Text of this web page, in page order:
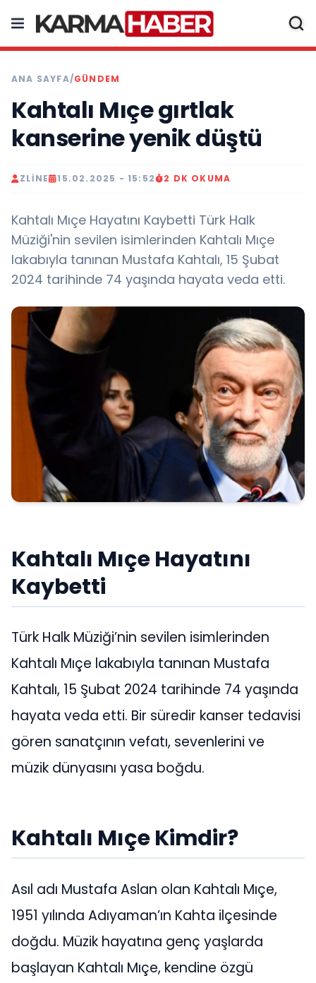
ANA SAYFA/GÜNDEM
Kahtalı Mıçe gırtlak
kanserine yenik düştü
ZLINE 15.02.2025 - 15:52 2 DK OKUMA
Kahtalı Mıçe Hayatını Kaybetti Türk Halk
Müziği'nin sevilen isimlerinden Kahtalı Mıçe
lakabıyla tanınan Mustafa Kahtalı, 15 Şubat
2024 tarihinde 74 yaşında hayata veda etti.
Kahtalı Mıçe Hayatını
Kaybetti
Türk Halk Müziği’nin sevilen isimlerinden
Kahtalı Mıçe lakabıyla tanınan Mustafa
Kahtalı, 15 Şubat 2024 tarihinde 74 yaşında
hayata veda etti. Bir süredir kanser tedavisi
gören sanatçının vefatı, sevenlerini ve
müzik dünyasını yasa boğdu.
Kahtalı Mıçe Kimdir?
Asıl adı Mustafa Aslan olan Kahtalı Mıçe,
1951 yılında Adıyaman’ın Kahta ilçesinde
doğdu. Müzik hayatına genç yaşlarda
başlayan Kahtalı Mıçe, kendine özgü